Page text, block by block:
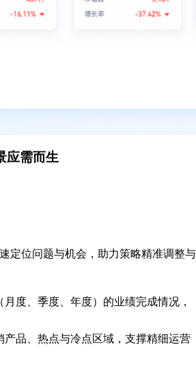
应需而生
定位问题与机会，助力策略精准调整与
度、季度、年度）的业绩完成情况，
产品、热点与冷点区域，支撑精细运营